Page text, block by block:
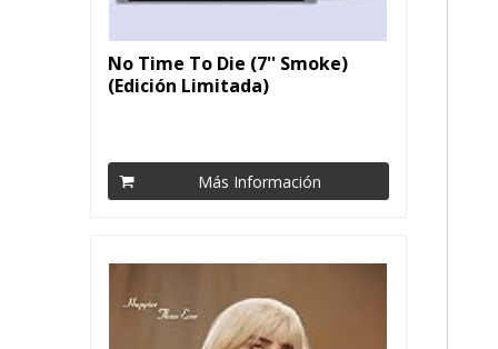
No Time To Die (7'' Smoke)
(Edición Limitada)
Más Información